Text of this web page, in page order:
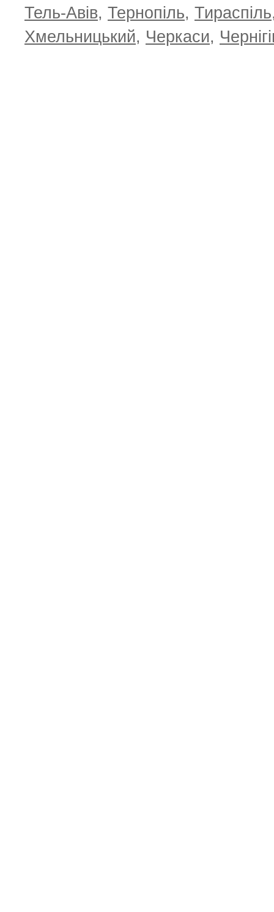
Тель-Авів, Тернопіль, Тираспіль
Хмельницький, Черкаси,